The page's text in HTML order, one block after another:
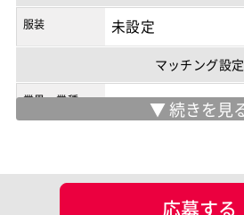
服装 未設定
マッチング設定
業界・業種
スキル WinActor
応募する